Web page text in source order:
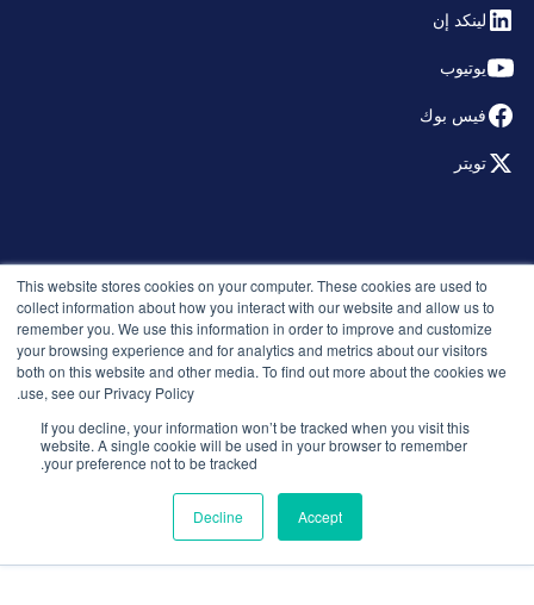
This website stores cookies on your computer. These cookies are used to
collect information about how you interact with our website and allow us to
remember you. We use this information in order to improve and customize
your browsing experience and for analytics and metrics about our visitors
both on this website and other media. To find out more about the cookies we
use, see our Privacy Policy.
If you decline, your information won’t be tracked when you visit this
website. A single cookie will be used in your browser to remember
your preference not to be tracked.
Accept
Decline
لينكد إن
يوتيوب
فيس بوك
تويتر
سياسة الخصوصية
الإصدارات
الأمان والامتثال
الشروط والأحكام